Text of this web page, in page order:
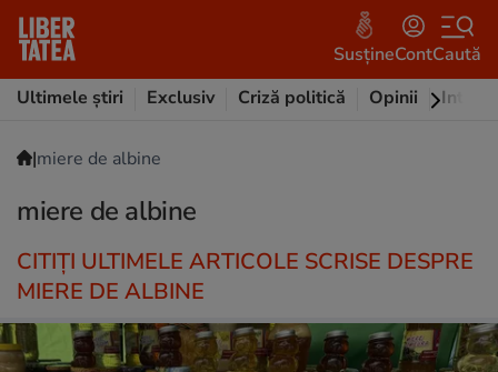
SusțineContCaută
Ultimele știri
Exclusiv Criză politică Opinii
|miere de albine
miere de albine
CITIȚI ULTIMELE ARTICOLE SCRISE DESPRE
MIERE DE ALBINE